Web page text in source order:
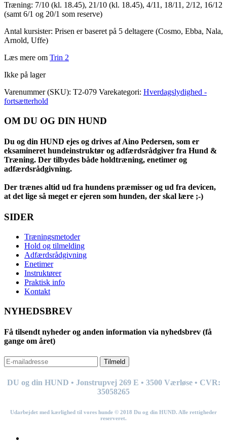
Træning: 7/10 (kl. 18.45), 21/10 (kl. 18.45), 4/11, 18/11, 2/12, 16/12
(samt 6/1 og 20/1 som reserve)
Antal kursister: Prisen er baseret på 5 deltagere (Cosmo, Ebba, Nala,
Arnold, Uffe)
Læs mere om Trin 2
Ikke på lager
Varenummer (SKU): T2-079 Varekategori: Hverdagslydighed -
fortsætterhold
OM DU OG DIN HUND
Du og din HUND ejes og drives af Aino Pedersen, som er
eksamineret hundeinstruktør og adfærdsrådgiver fra Hund &
Træning. Der tilbydes både holdtræning, enetimer og
adfærdsrådgivning.
Der trænes altid ud fra hundens præmisser og ud fra devicen,
at det lige så meget er ejeren som hunden, der skal lære ;-)
SIDER
Træningsmetoder
Hold og tilmelding
Adfærdsrådgivning
Enetimer
Instruktører
Praktisk info
Kontakt
NYHEDSBREV
Få tilsendt nyheder og anden information via nyhedsbrev (få
gange om året)
Tilmeld
DU og din HUND • Jonstrupvej 269 E • 3500 Værløse • CVR:
35058265
Udarbejdet med kærlighed til vores hunde © 2018 Du og din HUND. Alle rettigheder
reserveret.